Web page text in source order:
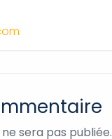
sera pas publiée.